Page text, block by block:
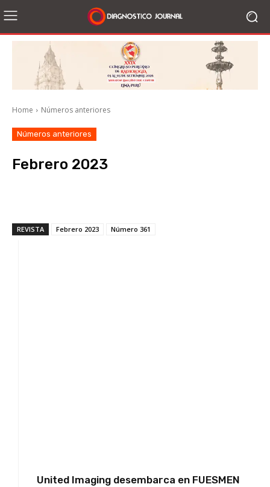
Home Números anteriores
Números anteriores
Febrero 2023
REVISTA Febrero 2023 Número 361
United Imaging desembarca en FUESMEN